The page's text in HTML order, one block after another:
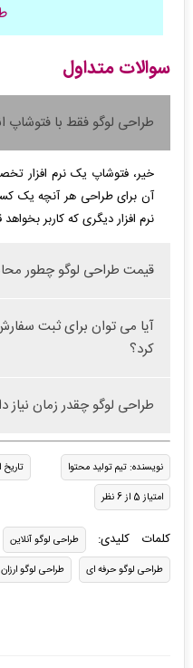
سوالات متداول
طراحی لوگو فقط با فتوشاپ
خیر، فتوشاپ یک نرم افزار
آن برای طراحی هر آنچه یک کسب
نرم افزار دیگری که کاربر
قیمت طراحی لوگو چطور
آیا می توان برای ثبت
کرد؟
طراحی لوگو چقدر زمان نیاز
نویسنده: تیم تولید محتوا تاریخ
امتیاز 5 از 6 نظر
کلمات کلیدی: طراحی لوگو آنلاین
طراحی لوگو حرفه ای
طراحی لوگو ارزان